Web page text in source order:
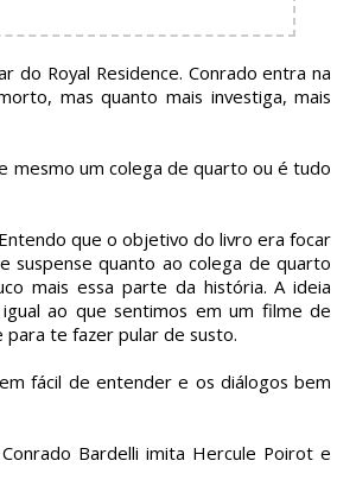
do Royal Residence. Conrado entra na
mas quanto mais investiga, mais
mesmo um colega de quarto ou é tudo
que o objetivo do livro era focar
suspense quanto ao colega de quarto
mais essa parte da história. A ideia
ao que sentimos em um filme de
te fazer pular de susto.
fácil de entender e os diálogos bem
Bardelli imita Hercule Poirot e